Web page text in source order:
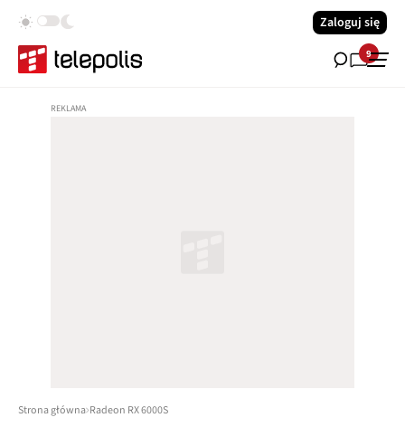
Zaloguj się
9
Strona główna Radeon RX 6000S